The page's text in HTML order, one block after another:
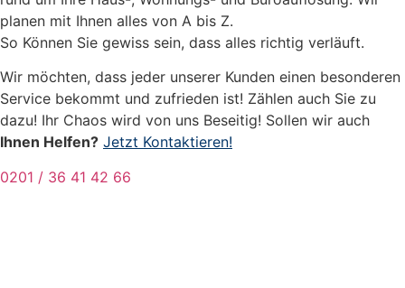
planen mit Ihnen alles von A bis Z.
So Können Sie gewiss sein, dass alles richtig verläuft.
Wir möchten, dass jeder unserer Kunden einen besonderen
Service bekommt und zufrieden ist! Zählen auch Sie zu
dazu! Ihr Chaos wird von uns Beseitig! Sollen wir auch
Ihnen Helfen? Jetzt Kontaktieren!
0201 / 36 41 42 66